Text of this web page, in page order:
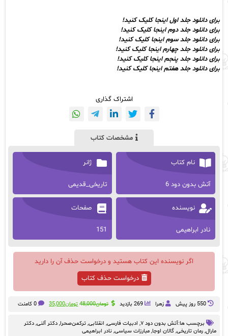
برای دانلود جلد اول اینجا کلیک کنید!
برای دانلود جلد دوم اینجا کلیک کنید!
برای دانلود جلد سوم اینجا کلیک کنید!
برای دانلود جلد چهارم اینجا کلیک کنید!
برای دانلود جلد پنجم اینجا کلیک کنید!
برای دانلود جلد هفتم اینجا کلیک کنید!
اشتراک گذاری
مشخصات کتاب
نام کتاب
آتش بدون دود 6
ژانر
تاریخی_قدیمی
نویسنده
نادر ابراهیمی
صفحات
151
اگر نویسنده این کتاب هستید و درخواست حذف آن را دارید
درخواست حذف کتاب
550 روز پيش زهرا 269 بازدید تومان48,000 قیمت
تومان48,000
بود.
تومان35,000قیمت
تومان35,000.
0 کامنت
برچسب ها:آتش بدون دود ۷ , ادبیات فارسی, انقلابی, ترکمن‌صحرا, دکتر آلنی, دکتر
مارال, رمان تاریخی, گالان اوجا, مبارزات سیاسی, نادر ابراهیمی